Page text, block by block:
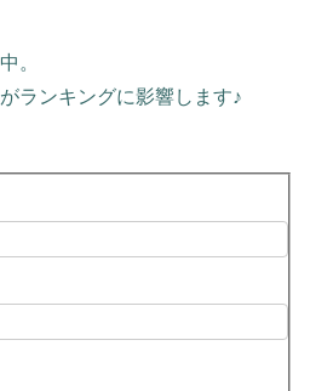
。
ランキングに影響します♪